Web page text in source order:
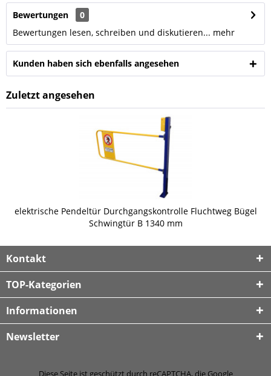
Bewertungen
0
Bewertungen lesen, schreiben und diskutieren... mehr
Kunden haben sich ebenfalls angesehen
Zuletzt angesehen
elektrische Pendeltür Durchgangskontrolle Fluchtweg Bügel
Schwingtür B 1340 mm
Kontakt
TOP-Kategorien
Informationen
Newsletter
Diese Seite ist geschützt durch reCAPTCHA, die Google